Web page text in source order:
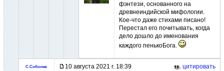
фэнтези, основанного на
древнеиндийской мифологии.
Кое-что даже стихами писано!
Перестал его почитывать, когда
дело дошло до именования
каждого пенькоБога.
С.Соболев 10 августа 2021 г. 18:39
цитировать